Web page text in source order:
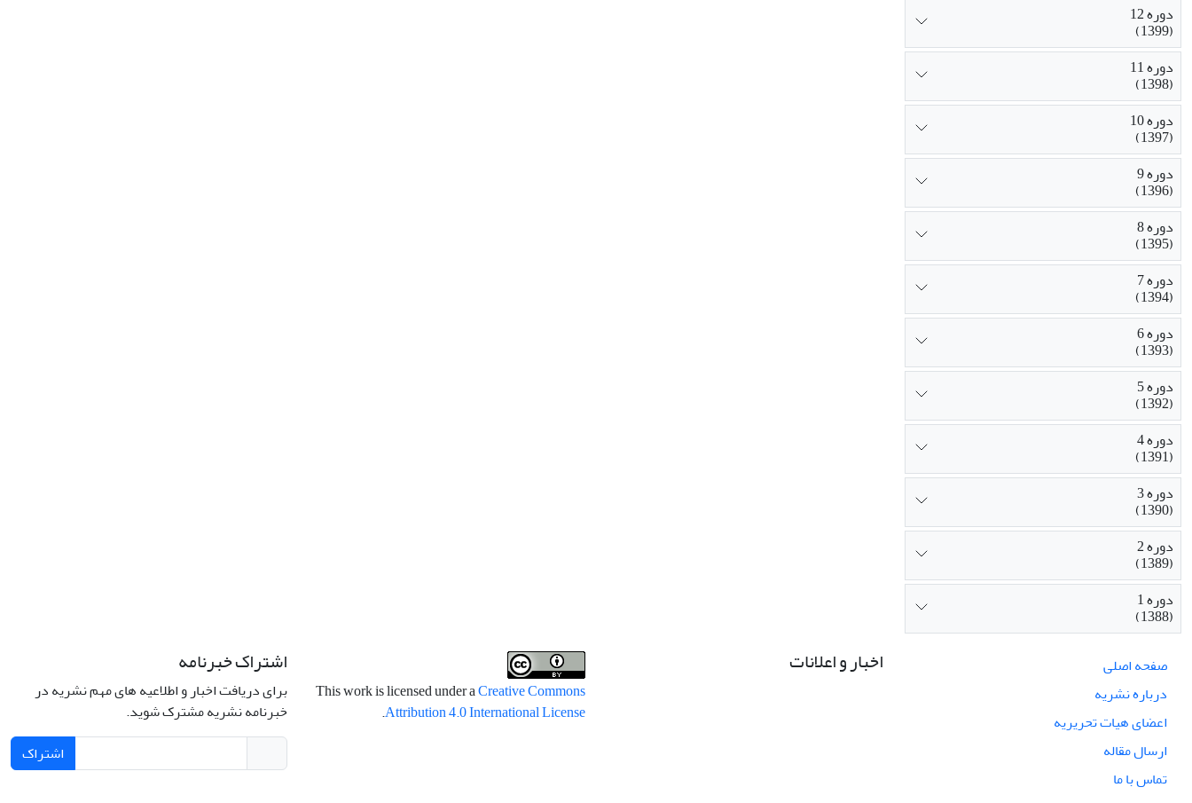
دوره 12
(1399)
دوره 11
(1398)
دوره 10
(1397)
دوره 9
(1396)
دوره 8
(1395)
دوره 7
(1394)
دوره 6
(1393)
دوره 5
(1392)
دوره 4
(1391)
دوره 3
(1390)
دوره 2
(1389)
دوره 1
(1388)
صفحه اصلی
درباره نشریه
اعضای هیات تحریریه
ارسال مقاله
تماس با ما
اخبار و اعلانات
This work is licensed under aCreative Commons
Attribution 4.0 International License
.
اشتراک خبرنامه
برای دریافت اخبار و اطلاعیه های مهم نشریه در
خبرنامه نشریه مشترک شوید.
اشتراک